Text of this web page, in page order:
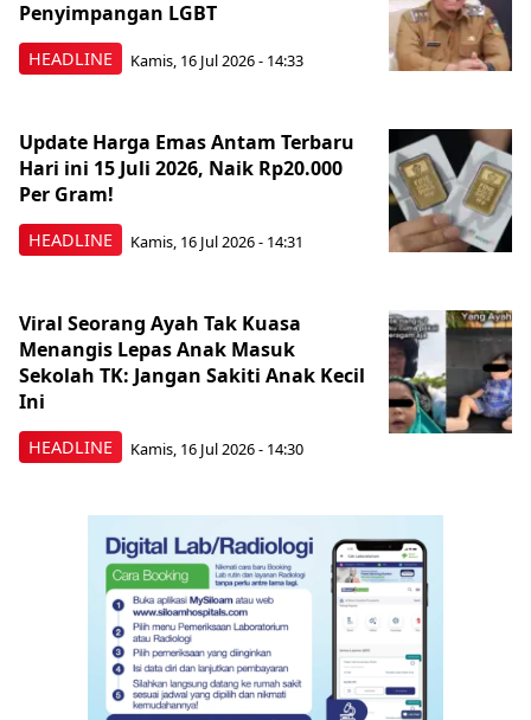
HEADLINE
Penyimpangan LGBT
Kamis, 16 Jul 2026 - 14:33
HEADLINE
Update Harga Emas Antam Terbaru
Hari ini 15 Juli 2026, Naik Rp20.000
Per Gram!
Kamis, 16 Jul 2026 - 14:31
HEADLINE
Viral Seorang Ayah Tak Kuasa
Menangis Lepas Anak Masuk
Sekolah TK: Jangan Sakiti Anak Kecil
Ini
Kamis, 16 Jul 2026 - 14:30